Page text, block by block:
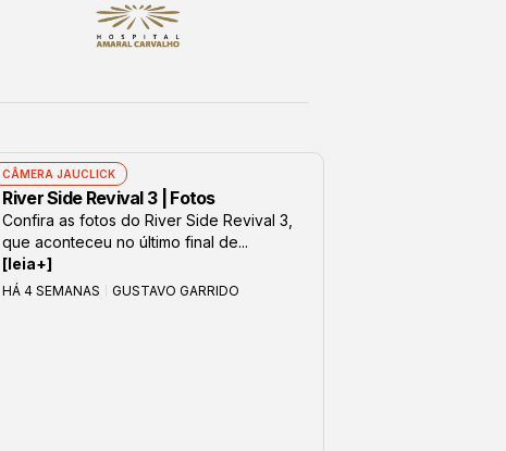
CÂMERA JAUCLICK
River Side Revival 3 | Fotos
Confira as fotos do River Side Revival 3,
que aconteceu no último final de...
[leia+]
HÁ 4 SEMANAS GUSTAVO GARRIDO